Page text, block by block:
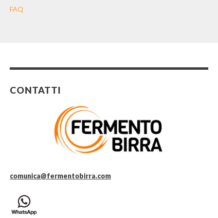
FAQ
CONTATTI
comunica@fermentobirra.com